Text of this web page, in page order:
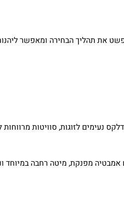
את תהליך הבחירה ומאפשר
נעימים לזוגות, סוויטות
מפנקת, מיטה רחבה במיוחד